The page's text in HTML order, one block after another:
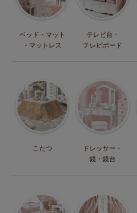
ベッド・マット
・マットレス
テレビ台・
テレビボード
こたつ
ドレッサー・
鏡・鏡台